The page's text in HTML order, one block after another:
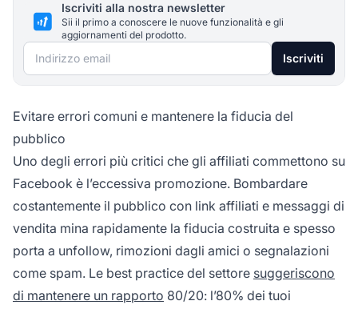
Iscriviti alla nostra newsletter
Sii il primo a conoscere le nuove funzionalità e gli
aggiornamenti del prodotto.
Indirizzo email Iscriviti
Evitare errori comuni e mantenere la fiducia del
pubblico
Uno degli errori più critici che gli affiliati commettono su
Facebook è l’eccessiva promozione. Bombardare
costantemente il pubblico con link affiliati e messaggi di
vendita mina rapidamente la fiducia costruita e spesso
porta a unfollow, rimozioni dagli amici o segnalazioni
come spam. Le best practice del settore suggeriscono
di mantenere un rapporto 80/20: l’80% dei tuoi